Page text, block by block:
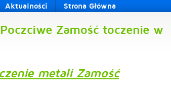
Aktualności Strona Główna
Zamość toczenie w
metali Zamość